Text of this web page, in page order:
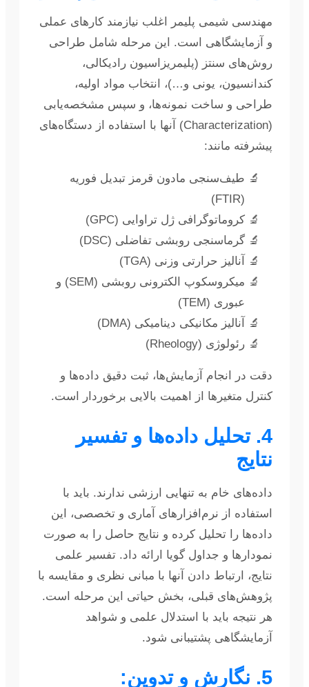
مهندسی شیمی پلیمر اغلب نیازمند کارهای عملی
و آزمایشگاهی است. این مرحله شامل طراحی
روش‌های سنتز (پلیمریزاسیون رادیکالی،
کندانسیون، یونی و…)، انتخاب مواد اولیه،
طراحی و ساخت نمونه‌ها، و سپس مشخصه‌یابی
(Characterization) آنها با استفاده از دستگاه‌های
پیشرفته مانند:
طیف‌سنجی مادون قرمز تبدیل فوریه
(FTIR)
کروماتوگرافی ژل تراوایی (GPC)
گرماسنجی روبشی تفاضلی (DSC)
آنالیز حرارتی وزنی (TGA)
میکروسکوپ الکترونی روبشی (SEM) و
عبوری (TEM)
آنالیز مکانیکی دینامیکی (DMA)
رئولوژی (Rheology)
دقت در انجام آزمایش‌ها، ثبت دقیق داده‌ها و
کنترل متغیرها از اهمیت بالایی برخوردار است.
4. تحلیل داده‌ها و تفسیر
نتایج
داده‌های خام به تنهایی ارزشی ندارند. باید با
استفاده از نرم‌افزارهای آماری و تخصصی، این
داده‌ها را تحلیل کرده و نتایج حاصل را به صورت
نمودارها و جداول گویا ارائه داد. تفسیر علمی
نتایج، ارتباط دادن آنها با مبانی نظری و مقایسه با
پژوهش‌های قبلی، بخش حیاتی این مرحله است.
هر نتیجه باید با استدلال علمی و شواهد
آزمایشگاهی پشتیبانی شود.
5. نگارش و تدوین: